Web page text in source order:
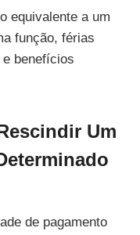
equivalente a um
função, férias
e benefícios
Um
de pagamento